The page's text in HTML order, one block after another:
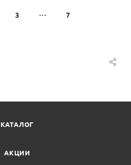
3 7
КАТАЛОГ
АКЦИИ